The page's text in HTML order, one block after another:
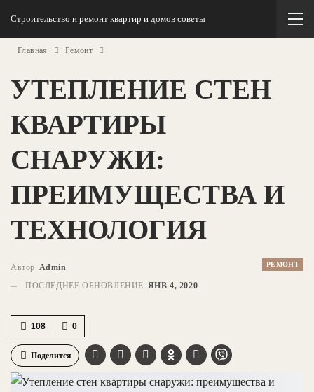
Строительство и ремонт квартир и домов советы
Главная Ремонт
УТЕПЛЕНИЕ СТЕН
КВАРТИРЫ
СНАРУЖИ:
ПРЕИМУЩЕСТВА И
ТЕХНОЛОГИЯ
РЕМОНТ
Автор Admin
ПОСЛЕДНЕЕ ОБНОВЛЕНИЕ ЯНВ 4, 2020
0
108
Поделится